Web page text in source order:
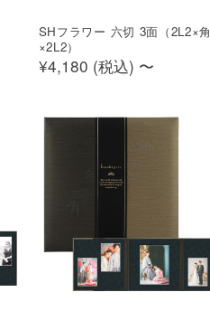
SHフラワー 六切 3面（2L2×角
×2L2）
¥4,180 (税込) 〜